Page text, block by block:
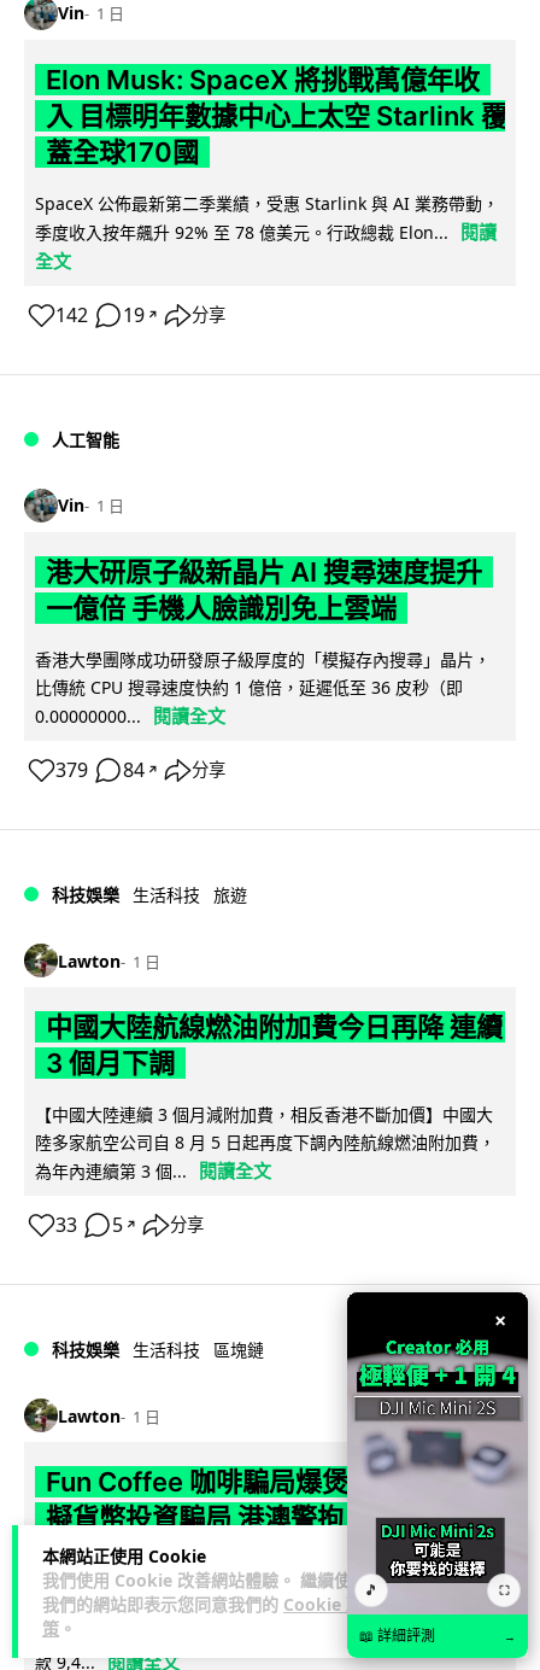
本網站正使用 Cookie
我們使用 Cookie 改善網站體驗。 繼續使用
我們的網站即表示您同意我們的 Cookie 政
策 。
Vin 1 日
Elon Musk: SpaceX 將挑戰萬億年收
入 目標明年數據中心上太空 Starlink 覆
蓋全球170國
SpaceX 公佈最新第二季業績，受惠 Starlink 與 AI 業務帶動，
季度收入按年飆升 92% 至 78 億美元。行政總裁 Elon...
閱讀
全文
142 19 ↗ 分享
人工智能
Vin 1 日
港大研原子級新晶片 AI 搜尋速度提升
一億倍 手機人臉識別免上雲端
香港大學團隊成功研發原子級厚度的「模擬存內搜尋」晶片，
比傳統 CPU 搜尋速度快約 1 億倍，延遲低至 36 皮秒（即
0.00000000...
閱讀全文
379 84 ↗ 分享
科技娛樂 生活科技 旅遊
Lawton 1 日
中國大陸航線燃油附加費今日再降 連續
3 個月下調
【中國大陸連續 3 個月減附加費，相反香港不斷加價】中國大
陸多家航空公司自 8 月 5 日起再度下調內陸航線燃油附加費，
為年內連續第 3 個...
閱讀全文
33 5 ↗ 分享
科技娛樂 生活科技 區塊鏈
Lawton 1 日
Fun Coffee 咖啡騙局爆煲 咖啡包裝虛
擬貨幣投資騙局 港澳警拘 8 人涉款
9,400 萬元
香港警方聯同澳門司警搗破以養生咖啡生意包裝的虛擬貨幣投
資騙局 Fun Coffee，兩地共拘捕 8 人，接獲逾 200 宗舉報，涉
款 9,4... 閱讀全文
×
🎵 ⛶
📖 詳細評測 →